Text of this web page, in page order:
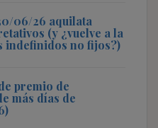
06/26 aquilata
(y ¿vuelve a la
indefinidos no fijos?)
premio de
más días de